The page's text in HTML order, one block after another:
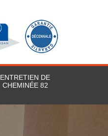
ENTRETIEN DE
CHEMINÉE 82